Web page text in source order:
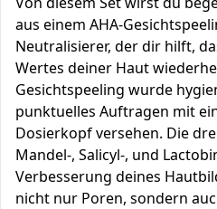
aus einem AHA-
Neutralisierer, der dir hilft,
Wertes deiner Haut
Gesichtspeeling wurde
punktuelles Auftragen mit
Dosierkopf versehen. Die
Mandel-, Salicyl-, und
Verbesserung deines
nicht nur Poren, sondern